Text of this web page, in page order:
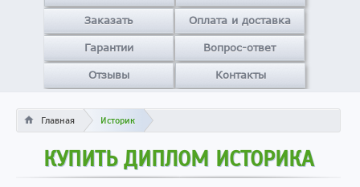
Заказать Оплата и доставка
Гарантии Вопрос-ответ
Отзывы Контакты
Главная Историк
КУПИТЬ ДИПЛОМ ИСТОРИКА